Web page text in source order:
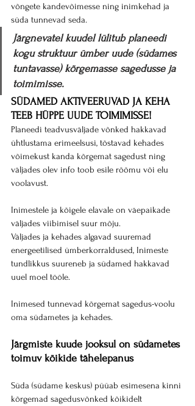
võngete kandevõimesse ning inimkehad ja
süda tunnevad seda.
Järgnevatel kuudel lülitub planeedi
kogu struktuur ümber uude (südames
tuntavasse) kõrgemasse sagedusse ja
toimimisse.
SÜDAMED AKTIVEERUVAD JA KEHA
TEEB HÜPPE UUDE TOIMIMISSE!
Planeedi teadvusväljade võnked hakkavad
ühtlustama erimeelsusi, tõstavad kehades
võimekust kanda kõrgemat sagedust ning
väljades olev info toob esile rõõmu või elu
voolavust.
Inimestele ja kõigele elavale on väepaikade
väljades viibimisel suur mõju.
Väljades ja kehades algavad suuremad
energeetilised ümberkorraldused, Inimeste
tundlikkus suureneb ja südamed hakkavad
uuel moel tööle.
Inimesed tunnevad kõrgemat sagedus-voolu
oma südametes ja kehades.
Järgmiste kuude jooksul on südametes
toimuv kõikide tähelepanus
Süda (südame keskus) püüab esimesena kinni
kõrgemad sagedusvõnked kõikidelt